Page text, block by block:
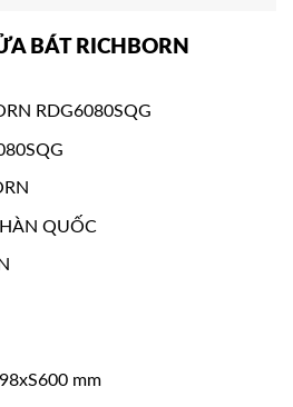
BÁT RICHBORN
RDG6080SQG
QUỐC
mm